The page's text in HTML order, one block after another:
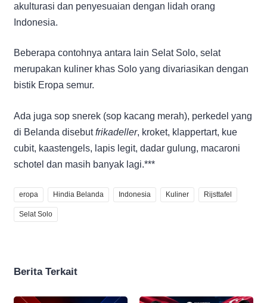
akulturasi dan penyesuaian dengan lidah orang
Indonesia.
Beberapa contohnya antara lain Selat Solo, selat
merupakan kuliner khas Solo yang divariasikan dengan
bistik Eropa semur.
Ada juga sop snerek (sop kacang merah), perkedel yang
di Belanda disebutfrikadeller, kroket, klappertart, kue
cubit, kaastengels, lapis legit, dadar gulung, macaroni
schotel dan masih banyak lagi.***
eropa Hindia Belanda Indonesia Kuliner Rijsttafel
Selat Solo
Berita Terkait